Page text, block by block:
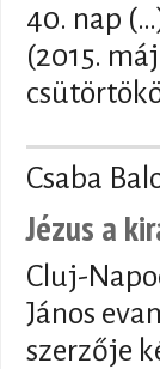
40. nap
(2015.
Csaba
Jézus a
Cluj-
János
szerzője